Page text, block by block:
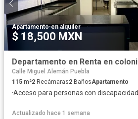
Apartamento·en alquiler
$ 18,500 MXN
Calle Miguel Alemán Puebla
115 m²2 Recámaras2 BañosApartamento
·Acceso para personas con discapacidad
Actualizado hace 1 semana